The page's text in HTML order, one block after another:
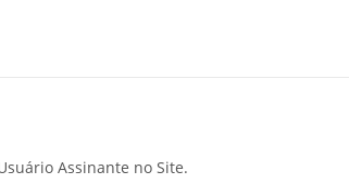
Assinante no Site.